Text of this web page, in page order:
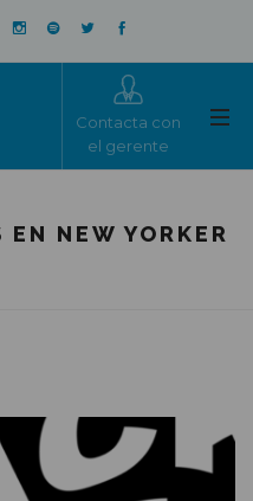
Contacta con
el gerente
NEW YORKER